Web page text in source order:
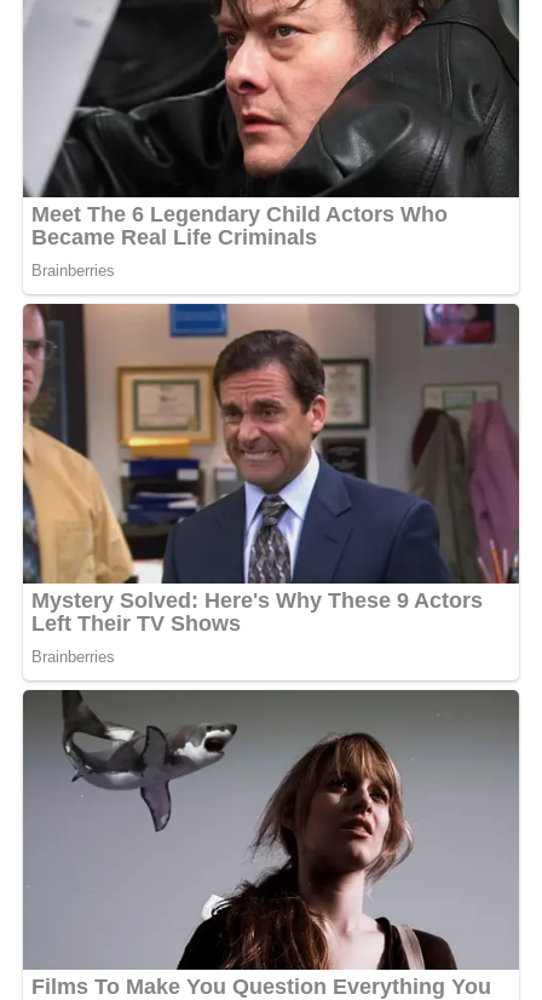
Ces instants de complicité se manifestent par une
volonté manifeste de partage et de simplicité, loin des
projecteurs et de la pression médiatique de sa carrière
professionnelle. L’attaquant, souvent admiré pour sa
vivacité sur le gazon, apparaît sous un jour apaisé et
radieux lors de ses sorties publiques avec les siens,
témoignant d’une volonté de savourer chaque instant
de cette parenthèse salvatrice dans son quotidien de
sportif de haut niveau.